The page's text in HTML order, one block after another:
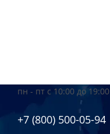
пн - пт с 10:00 до 19:00
+7 (800) 500-05-94